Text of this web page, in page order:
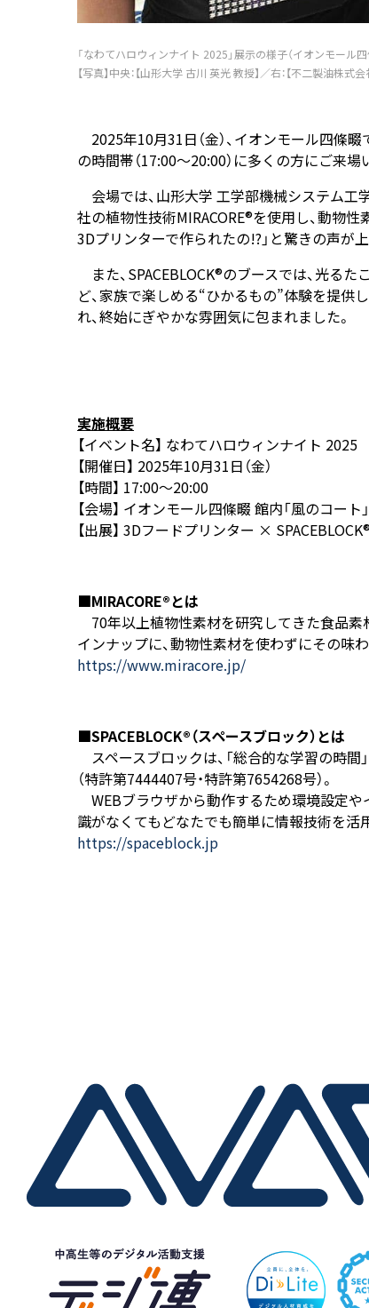
「なわてハロウィンナイト 2025」展示の様子（イオンモール
【写真】中央：【山形大学 古川 英光 教授】／右：【不二製油株
2025年10月31日（金）、イオンモール四條
の時間帯（17:00～20:00）に多くの方にご来
会場では、山形大学 工学部機械システム工
社の植物性技術MIRACORE®を使用し、動物
3Dプリンターで作られたの!?」と驚きの声が
また、SPACEBLOCK®のブースでは、光る
ど、家族で楽しめる“ひかるもの”体験を提供
れ、終始にぎやかな雰囲気に包まれました。
実施概要
【イベント名】 なわてハロウィンナイト 2025
【開催日】 2025年10月31日（金）
【時間】 17:00～20:00
【会場】 イオンモール四條畷 館内「風のコート
【出展】 3Dフードプリンター ×
■MIRACORE®とは
70年以上植物性素材を研究してきた食品素
インナップに、動物性素材を使わずにその味
https://www.miracore.jp/
■SPACEBLOCK®（スペースブロック）とは
スペースブロックは、「総合的な学習の時間
（特許第7444407号・特許第7654268号）。
WEBブラウザから動作するため環境設定や
識がなくてもどなたでも簡単に情報技術を活
https://spaceblock.jp